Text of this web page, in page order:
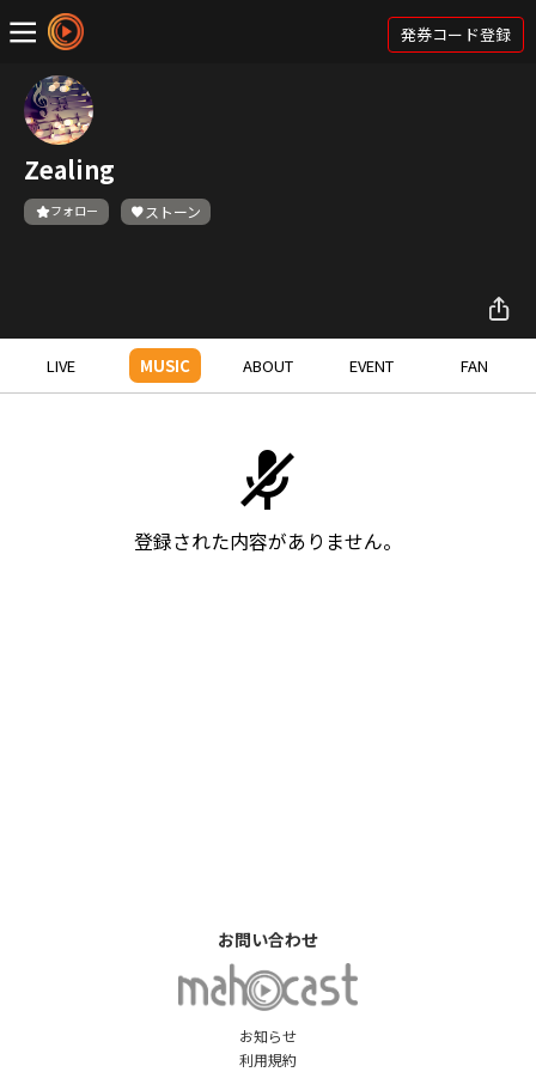
発券コード登録
Zealing
フォロー ストーン
LIVE MUSIC ABOUT EVENT FAN
登録された内容がありません。
お知らせ
利用規約
お問い合わせ